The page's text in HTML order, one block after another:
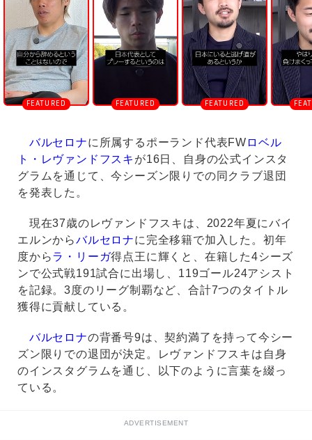
t
e
バルセロナに所属するポーランド代表FW ロベル
ト・レヴァンドフスキ が16日、自身の公式インスタ
グラムを通じて、今シーズン限りでの同クラブ退団
を発表した。
現在37歳のレヴァンドフスキは、2022年夏にバイ
エルンからバルセロナに完全移籍で加入した。初年
度からラ・リーガ得点王に輝くと、在籍した4シーズ
ンで公式戦191試合に出場し、119ゴール24アシスト
を記録。3度のリーグ制覇など、合計7つのタイトル
獲得に貢献している。
バルセロナの背番号9は、契約満了を持って今シー
ズン限りでの退団が決定。レヴァンドフスキは自身
のインスタグラムを通じ、以下のように言葉を綴っ
ている。
ADVERTISEMENT